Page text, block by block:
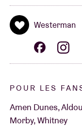
Westerman
POUR LES
Amen Dunes,
Morby, Whitney